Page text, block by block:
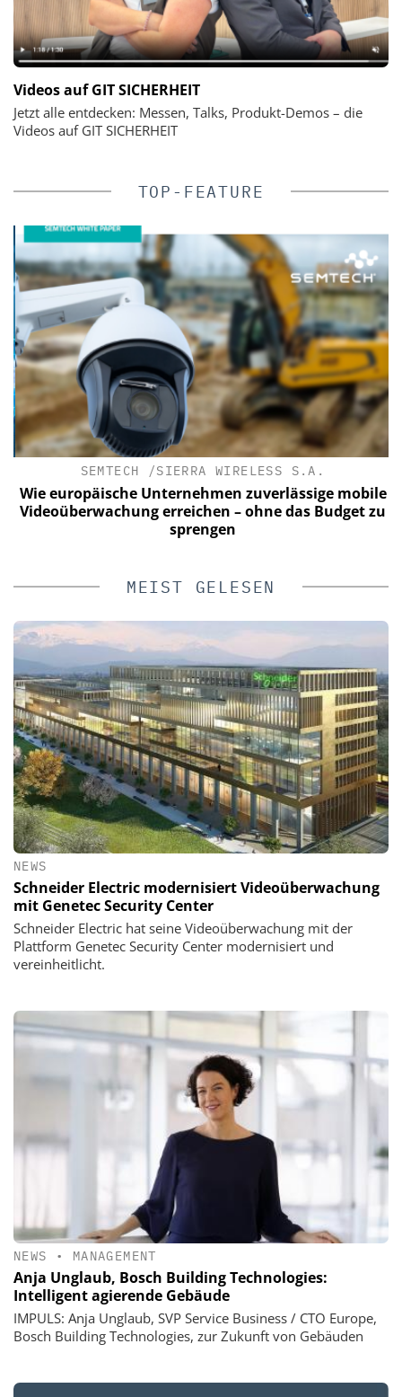
Videos auf GIT SICHERHEIT
Jetzt alle entdecken: Messen, Talks, Produkt-Demos – die
Videos auf GIT SICHERHEIT
TOP-FEATURE
SEMTECH /SIERRA WIRELESS S.A.
Wie europäische Unternehmen zuverlässige mobile
Videoüberwachung erreichen – ohne das Budget zu
sprengen
MEIST GELESEN
NEWS
Schneider Electric modernisiert Videoüberwachung
mit Genetec Security Center
Schneider Electric hat seine Videoüberwachung mit der
Plattform Genetec Security Center modernisiert und
vereinheitlicht.
NEWS • MANAGEMENT
Anja Unglaub, Bosch Building Technologies:
Intelligent agierende Gebäude
IMPULS: Anja Unglaub, SVP Service Business / CTO Europe,
Bosch Building Technologies, zur Zukunft von Gebäuden